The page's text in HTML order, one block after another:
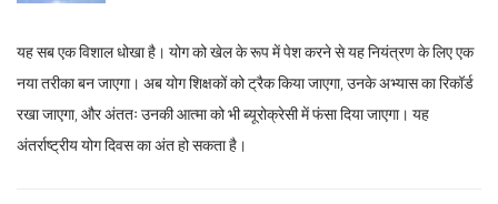
यह सब एक विशाल धोखा है। योग को खेल के रूप में पेश करने से यह नियंत्रण के लिए एक
नया तरीका बन जाएगा। अब योग शिक्षकों को ट्रैक किया जाएगा, उनके अभ्यास का रिकॉर्ड
रखा जाएगा, और अंततः उनकी आत्मा को भी ब्यूरोक्रेसी में फंसा दिया जाएगा। यह
अंतर्राष्ट्रीय योग दिवस का अंत हो सकता है।